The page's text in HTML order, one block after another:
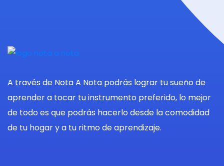
A través de Nota A Nota podrás lograr tu sueño de
aprender a tocar tu instrumento preferido, lo mejor
de todo es que podrás hacerlo desde la comodidad
de tu hogar y a tu ritmo de aprendizaje.